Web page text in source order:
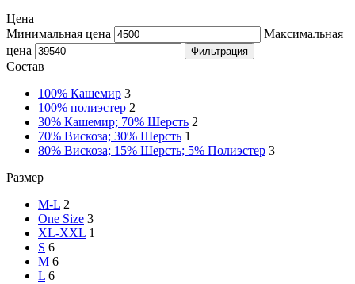
Цена
Минимальная цена
Максимальная
цена
Фильтрация
Состав
100% Кашемир 3
100% полиэстер 2
30% Кашемир; 70% Шерсть 2
70% Вискоза; 30% Шерсть 1
80% Вискоза; 15% Шерсть; 5% Полиэстер 3
Размер
M-L 2
One Size 3
XL-XXL 1
S 6
M 6
L 6